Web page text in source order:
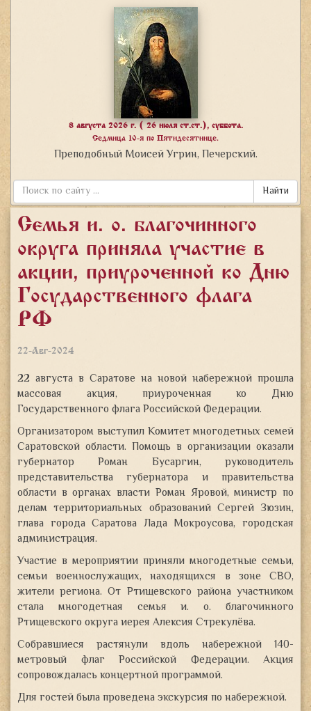
8 августа 2026 г. ( 26 июля ст.ст.), суббота.
Седмица 10-я по Пятидесятнице.
Преподобный Моисей Угрин, Печерский.
Найти
Семья и. о. благочинного
округа приняла участие в
акции, приуроченной ко Дню
Государственного флага
РФ
22-Авг-2024
22 августа в Саратове на новой набережной прошла
массовая акция, приуроченная ко Дню
Государственного флага Российской Федерации.
Организатором выступил Комитетмногодетных семей
Саратовской области. Помощь в организации оказали
губернатор Роман Бусаргин, руководитель
представительства губернатора и правительства
области в органах власти Роман Яровой, министр по
делам территориальных образований Сергей Зюзин,
глава города Саратова Лада Мокроусова, городская
администрация.
Участие в мероприятии приняли многодетные семьи,
семьи военнослужащих, находящихся в зоне СВО,
жители региона. От Ртищевского района участником
стала многодетная семья и. о. благочинного
Ртищевского округа иерея Алексия Стрекулёва.
Собравшиеся растянули вдоль набережной 140-
метровый флаг Российской Федерации. Акция
сопровождалась концертной программой.
Для гостей была проведена экскурсия по набережной.